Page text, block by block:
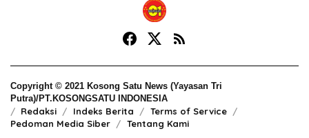
Copyright © 2021 Kosong Satu News (Yayasan Tri
Putra)/PT.KOSONGSATU INDONESIA
Redaksi Indeks Berita
Terms of Service
Pedoman Media Siber
Tentang Kami